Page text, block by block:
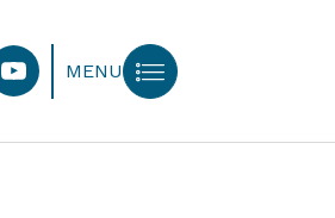
MENU